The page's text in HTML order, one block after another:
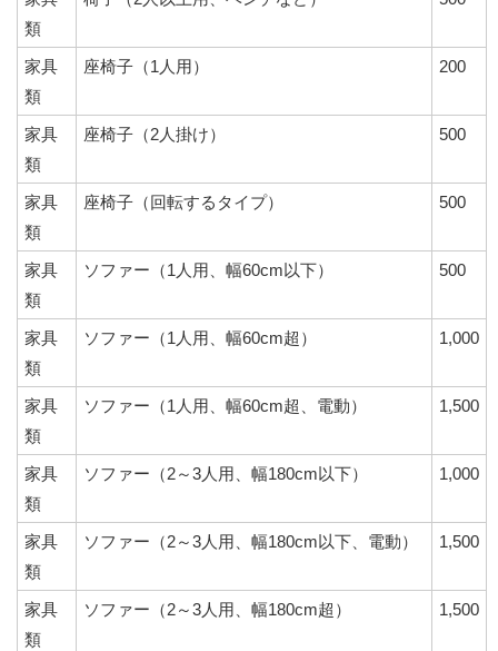
類
家具
類
座椅子（1人用） 200
家具
類
座椅子（2人掛け） 500
家具
類
座椅子（回転するタイプ） 500
家具
類
ソファー（1人用、幅60cm以下） 500
家具
類
ソファー（1人用、幅60cm超） 1,000
家具
類
ソファー（1人用、幅60cm超、電動） 1,500
家具
類
ソファー（2～3人用、幅180cm以下） 1,000
家具
類
ソファー（2～3人用、幅180cm以下、電動） 1,500
家具
類
ソファー（2～3人用、幅180cm超） 1,500